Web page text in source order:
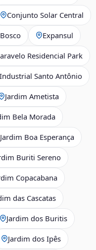
Conjunto Solar Central
Expansul
Residencial Park
Industrial Santo Antônio
Jardim Ametista
Bela Morada
Jardim Boa Esperança
Buriti Sereno
Copacabana
das Cascatas
Jardim dos Buritis
Jardim dos Ipês